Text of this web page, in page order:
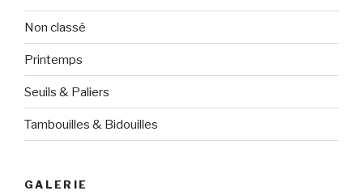
Non classé
Printemps
Seuils & Paliers
Tambouilles & Bidouilles
GALERIE